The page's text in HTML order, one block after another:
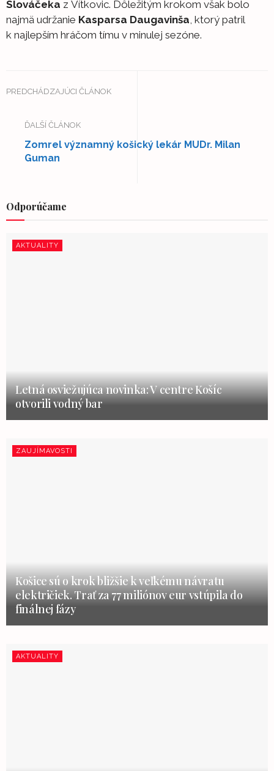
Slováčeka z Vítkovic. Dôležitým krokom však bolo
najmä udržanie Kasparsa Daugavinša , ktorý patril
k najlepším hráčom tímu v minulej sezóne.
PREDCHÁDZAJÚCI ČLÁNOK
ĎALŠÍ ČLÁNOK
Zomrel významný košický lekár MUDr. Milan
Guman
Odporúčame
AKTUALITY
Letná osviežujúca novinka: V centre Košíc
otvorili vodný bar
ZAUJÍMAVOSTI
Košice sú o krok bližšie k veľkému návratu
električiek. Trať za 77 miliónov eur vstúpila do
finálnej fázy
AKTUALITY